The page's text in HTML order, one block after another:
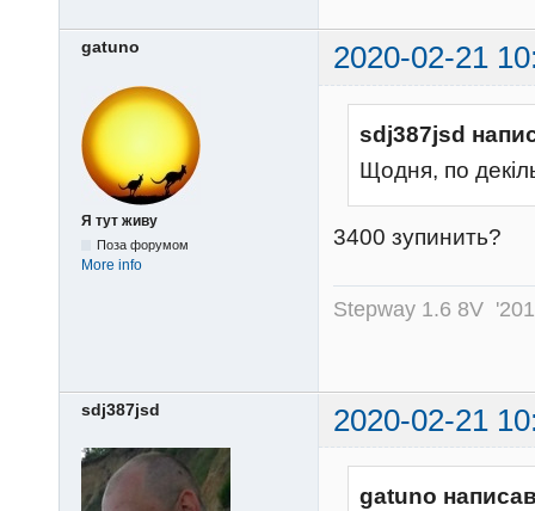
gatuno 2020-02-21
Я тут живу
Поза форумом
More info
sdj387jsd
Щодня, по
3400 зупинить?
Stepway 1.6 8V
sdj387jsd 2020-02-21
gatuno